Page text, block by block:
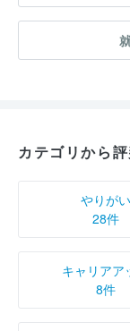
カテゴリから
やりがい
28件
キャリアア
8件